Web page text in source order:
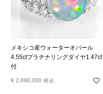
メキシコ産ウォーターオパール
4.55ctプラチナリングダイヤ1.47ct
付
¥ 2,860,000 税込